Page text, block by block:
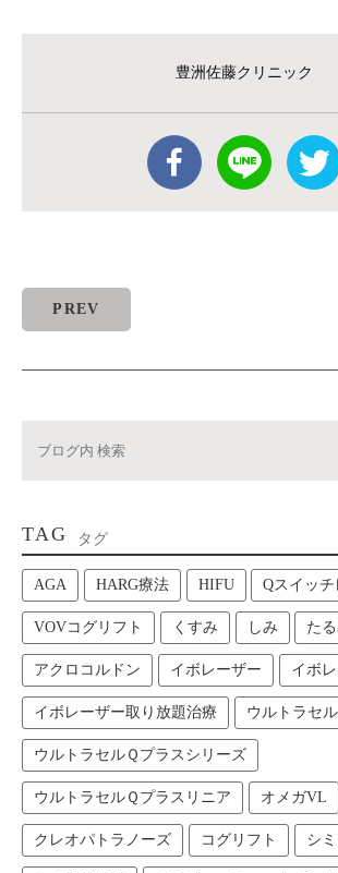
豊洲佐藤クリニック
PREV
TAG タグ
AGA HARG療法 HIFU Qスイッ
VOVコグリフト くすみ しみ た
アクロコルドン イボレーザー イボ
イボレーザー取り放題治療 ウルトラセ
ウルトラセルＱプラスシリーズ
ウルトラセルＱプラスリニア オメガVL
クレオパトラノーズ コグリフト シ